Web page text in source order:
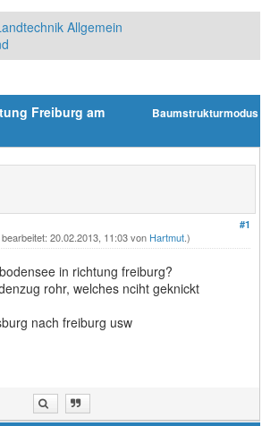
Allgemein
Baumstrukturmodus
Freiburg am
#1
20.02.2013, 11:03 von Hartmut.)
in richtung freiburg?
rohr, welches nciht geknickt
nach freiburg usw